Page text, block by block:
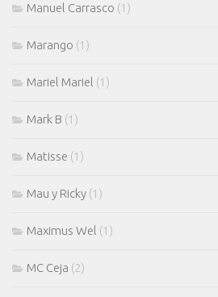
Manuel Carrasco (1)
Marango (1)
Mariel Mariel (1)
Mark B (1)
Matisse (1)
Mau y Ricky (1)
Maximus Wel (1)
MC Ceja (2)